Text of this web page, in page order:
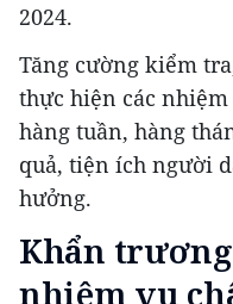
2024.
Tăng cường kiểm
thực hiện các
hàng tuần, hàng
quả, tiện ích người
hưởng.
Khẩn
nhiệm vụ